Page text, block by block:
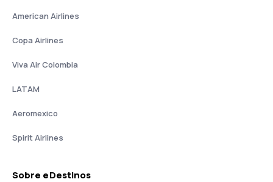
American Airlines
Copa Airlines
Viva Air Colombia
LATAM
Aeromexico
Spirit Airlines
Sobre eDestinos